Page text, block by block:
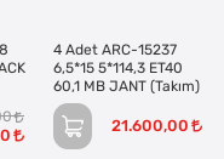
4 Adet ARC-15237
6,5*15 5*114,3 ET40
60,1 MB JANT (Takım)
21.600,00